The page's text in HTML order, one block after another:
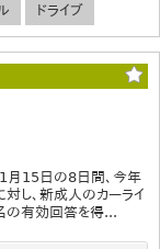
ドライブ
月15日の8日間、今年
、新成人のカーライ
の有効回答を得...